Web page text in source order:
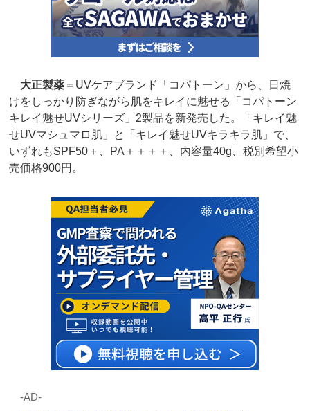
大正製薬 ＝UVケアブランド「コパトーン」から、日焼
けをしっかり防ぎながら肌をキレイに魅せる「コパトーン
キレイ魅せUVシリーズ」2製品を新発売した。「キレイ魅
せUVマシュマロ肌」と「キレイ魅せUVキラキラ肌」で、
いずれもSPF50＋、PA＋＋＋＋、内容量40g、税別希望小
売価格900円。
‐AD‐